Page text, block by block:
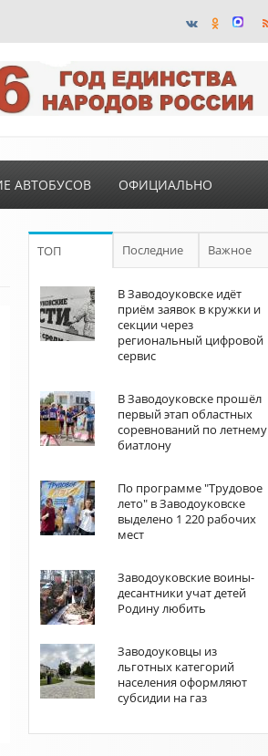
АВТОБУСОВ ОФИЦИАЛЬНО
ТОП Последние Важное
В Заводоуковске идёт
приём заявок в кружки и
секции через
региональный цифровой
сервис
В Заводоуковске прошёл
первый этап областных
соревнований по летнему
биатлону
По программе "Трудовое
лето" в Заводоуковске
выделено 1 220 рабочих
мест
Заводоуковские воины-
десантники учат детей
Родину любить
Заводоуковцы из
льготных категорий
населения оформляют
субсидии на газ